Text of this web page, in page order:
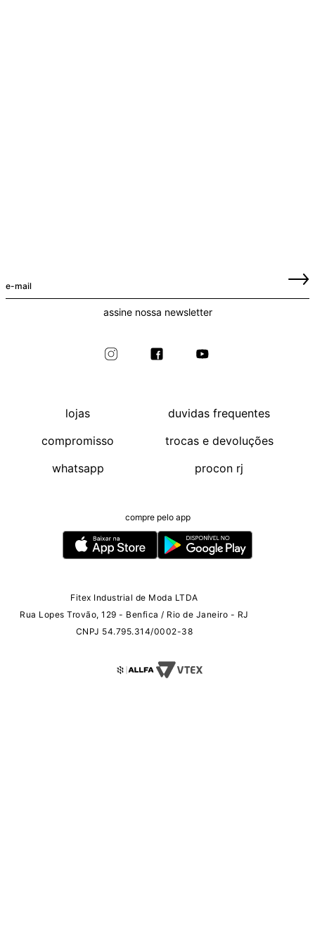
assine nossa newsletter
lojas
compromisso
whatsapp
duvidas frequentes
trocas e devoluções
procon rj
compre pelo app
Fitex Industrial de Moda LTDA
Rua Lopes Trovão, 129 - Benfica / Rio de Janeiro - RJ
CNPJ 54.795.314/0002-38